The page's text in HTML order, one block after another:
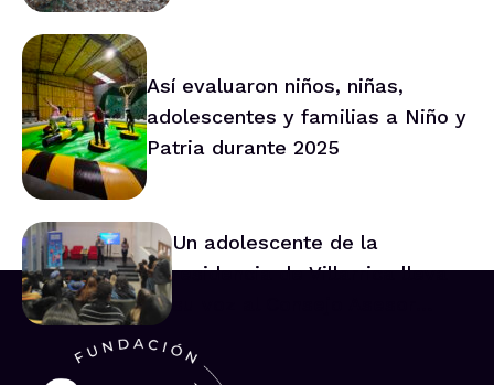
Así evaluaron niños, niñas,
adolescentes y familias a Niño y
Patria durante 2025
Un adolescente de la
residencia de Villarrica lleva